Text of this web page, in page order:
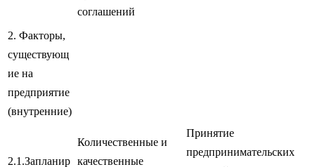
соглашений
2. Факторы,
существующ
ие на
предприятие
(внутренние)
2.1.Запланир
Количественные и
качественные
Принятие
предпринимательских